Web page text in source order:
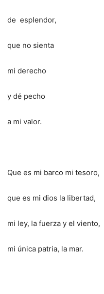
de esplendor,
que no sienta
mi derecho
y dé pecho
a mi valor.
Que es mi barco mi tesoro,
que es mi dios la libertad,
mi ley, la fuerza y el viento,
mi única patria, la mar.